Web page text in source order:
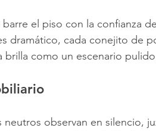
el piso con la confianza
dramático, cada conejito de
brilla como un escenario
observan en silencio,